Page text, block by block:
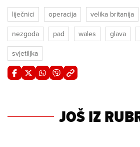
liječnici operacija velika britanija
nezgoda
pad wales glava
svjetiljka
JOŠ IZ